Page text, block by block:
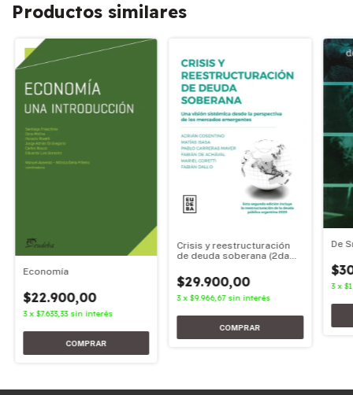
Productos similares
Economía
$22.900,00
3 x $7.633,33 sin interés
Crisis y reestructuración
de deuda soberana (2da
$29.900,00
3 x$9.966,67 sin interés
De
3 x